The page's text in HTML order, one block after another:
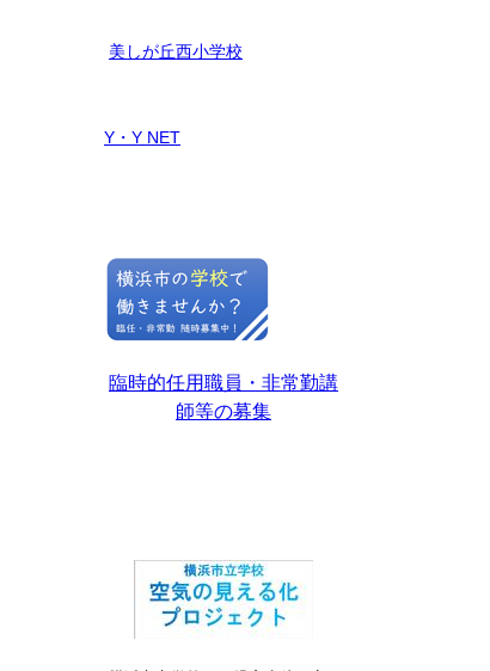
美しが丘西小学校
Y・Y NET
臨時的任用職員・非常勤講
師等の募集